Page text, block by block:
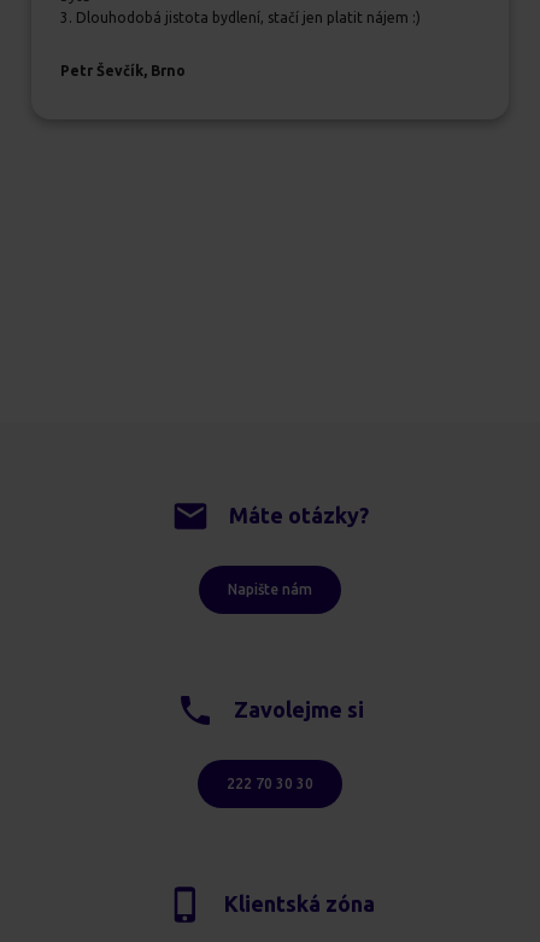
3. Dlouhodobá jistota bydlení, stačí jen platit nájem :)
Petr Ševčík, Brno
Máte otázky?
Napište nám
Zavolejme si
222 70 30 30
Klientská zóna